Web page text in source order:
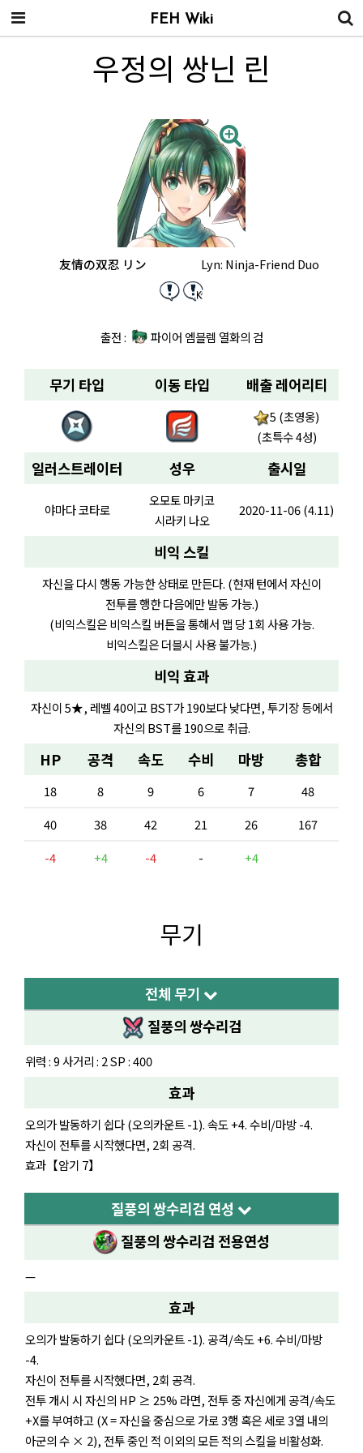
우정의 쌍닌 린
友情の双忍 リン Lyn: Ninja-Friend Duo
출전 : 파이어 엠블렘 열화의 검
무기 타입 이동 타입 배출 레어리티
5 (초영웅)
(초특수 4성)
일러스트레이터 성우 출시일
야마다 코타로
오모토 마키코
시라키 나오
2020-11-06 (4.11)
비익 스킬
자신을 다시 행동 가능한 상태로 만든다. (현재 턴에서 자신이
전투를 행한 다음에만 발동 가능.)
(비익스킬은 비익스킬 버튼을 통해서 맵 당 1회 사용 가능.
비익스킬은 더블시 사용 불가능.)
비익 효과
자신이 5★, 레벨 40이고 BST가 190보다 낮다면, 투기장 등에서
자신의 BST를 190으로 취급.
HP 공격 속도 수비 마방 총합
18 8 9 6 7
48
40
38 42 21 26
167
-4
+4 -4 - +4
무기
전체 무기
질풍의 쌍수리검
위력 : 9 사거리 : 2 SP : 400
효과
오의가 발동하기 쉽다 (오의카운트 -1). 속도 +4. 수비/마방 -4.
자신이 전투를 시작했다면, 2회 공격.
효과【암기 7】
질풍의 쌍수리검 연성
질풍의 쌍수리검 전용연성
—
효과
오의가 발동하기 쉽다 (오의카운트 -1). 공격/속도 +6. 수비/마방
-4.
자신이 전투를 시작했다면, 2회 공격.
전투 개시 시 자신의 HP ≥ 25% 라면, 전투 중 자신에게 공격/속도
+X를 부여하고 (X = 자신을 중심으로 가로 3행 혹은 세로 3열 내의
아군의 수 × 2), 전투 중인 적 이외의 모든 적의 스킬을 비활성화.
FEH Wiki